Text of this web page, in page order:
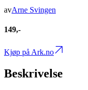
avArne Svingen
149,-
Kjøp på Ark.no
Beskrivelse